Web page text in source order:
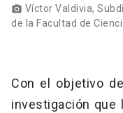
photo_camera Víctor Valdivia,
de la Facultad de
Con el objetivo
investigación que